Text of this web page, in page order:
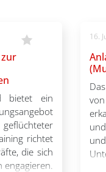
bietet ein
geflüchteter
richtet
die sich
engagieren.
16.